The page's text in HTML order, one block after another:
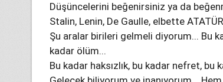
Düşüncelerini beğenirsiniz ya da
Stalin, Lenin, De Gaulle, elbette
Şu aralar birileri gelmeli diyorum... Bu
kadar ölüm...
Bu kadar haksızlık, bu kadar nefret, bu